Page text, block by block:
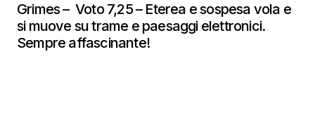
Grimes – Voto 7,25 – Eterea e sospesa vola e
si muove su trame e paesaggi elettronici.
Sempre affascinante!